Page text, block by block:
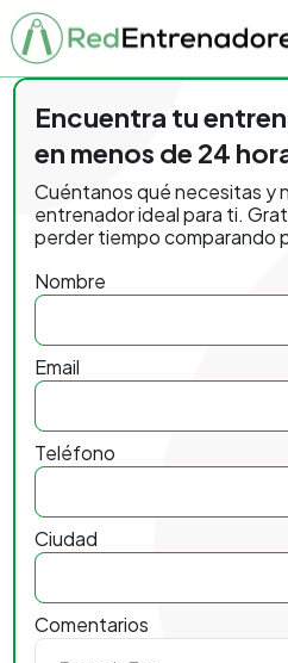
Encuentra tu
en menos de 24
Cuéntanos qué necesitas y
entrenador ideal para ti.
perder tiempo comparando
Nombre
Email
Teléfono
Ciudad
Comentarios